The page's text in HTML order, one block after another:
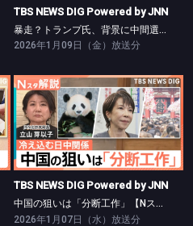
TBS NEWS DIG Powered by JNN
暴走？トランプ氏、背景に中間選挙【Nスタ】
2026年1月09日（金）放送分
TBS NEWS DIG Powered by JNN
中国の狙いは「分断工作」【Nスタ】
TBS NEWS DIG Powered by JNN
中国の狙いは「分断工作」【Nスタ】
2026年1月07日（水）放送分